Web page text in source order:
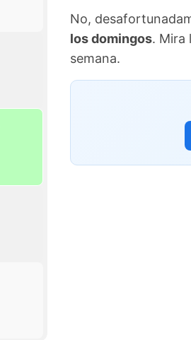
No,
los domingos. Mira
semana.